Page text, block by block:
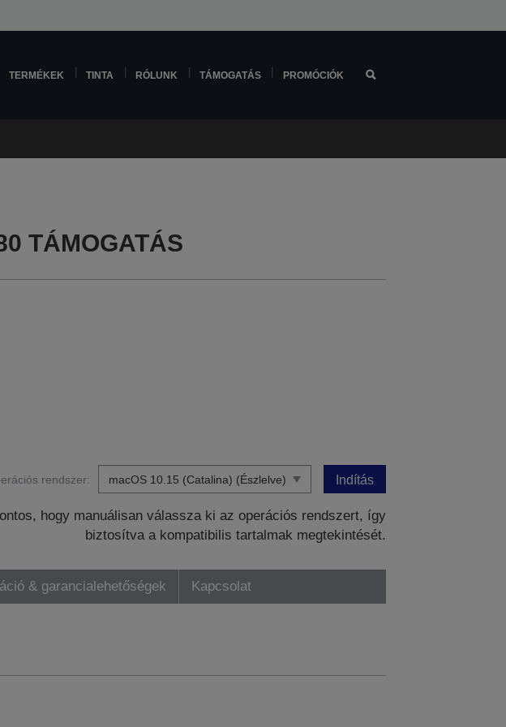
TERMÉKEK TINTA RÓLUNK TÁMOGATÁS PROMÓCIÓK
TÁMOGATÁS
rendszer: Indítás
hogy manuálisan válassza ki az operációs rendszert, így
biztosítva a kompatibilis tartalmak megtekintését.
& garancialehetőségek Kapcsolat